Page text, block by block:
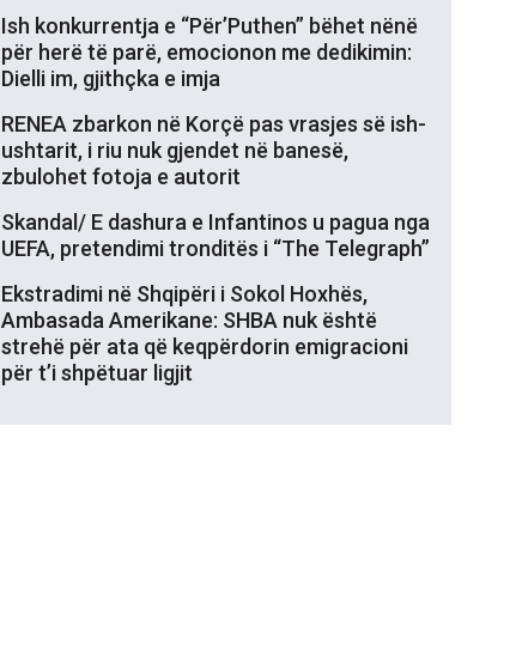
Ish konkurrentja e “Për’Puthen” bëhet nënë
për herë të parë, emocionon me dedikimin:
Dielli im, gjithçka e imja
RENEA zbarkon në Korçë pas vrasjes së ish-
ushtarit, i riu nuk gjendet në banesë,
zbulohet fotoja e autorit
Skandal/ E dashura e Infantinos u pagua nga
UEFA, pretendimi tronditës i “The Telegraph”
Ekstradimi në Shqipëri i Sokol Hoxhës,
Ambasada Amerikane: SHBA nuk është
strehë për ata që keqpërdorin emigracioni
për t’i shpëtuar ligjit